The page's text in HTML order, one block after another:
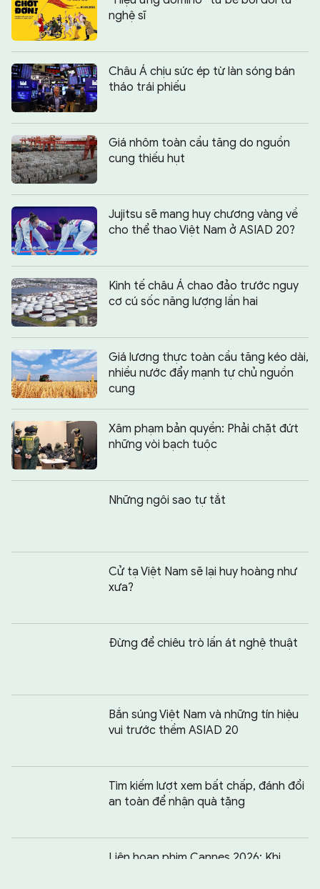
nghệ sĩ
Châu Á chịu sức ép từ làn sóng bán
tháo trái phiếu
Giá nhôm toàn cầu tăng do nguồn
cung thiếu hụt
Jujitsu sẽ mang huy chương vàng về
cho thể thao Việt Nam ở ASIAD 20?
Kinh tế châu Á chao đảo trước nguy
cơ cú sốc năng lượng lần hai
Giá lương thực toàn cầu tăng kéo dài,
nhiều nước đẩy mạnh tự chủ nguồn
cung
Xâm phạm bản quyền: Phải chặt đứt
những vòi bạch tuộc
Những ngôi sao tự tắt
Cử tạ Việt Nam sẽ lại huy hoàng như
xưa?
Đừng để chiêu trò lấn át nghệ thuật
Bắn súng Việt Nam và những tín hiệu
vui trước thềm ASIAD 20
Tìm kiếm lượt xem bất chấp, đánh đổi
an toàn để nhận quà tặng
Liên hoan phim Cannes 2026: Khi